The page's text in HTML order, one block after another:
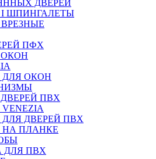
ДВЕРЕЙ
ШПИНГАЛЕТЫ
ПФХ
ОКОН
ДЛЯ ОКОН
ПВХ
ДЛЯ ДВЕРЕЙ ПВХ
НА ПЛАНКЕ
ДЛЯ ПВХ